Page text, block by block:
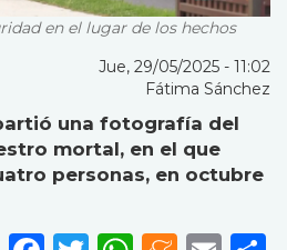
en el lugar de los hechos
Jue, 29/05/2025 - 11:02
Fátima Sánchez
una fotografía del
mortal, en el que
personas, en octubre